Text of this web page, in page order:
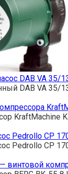
DAB VA 35/
DAB VA 35/
KraftMachine
Pedrollo CP
Pedrollo CP
— винтовой